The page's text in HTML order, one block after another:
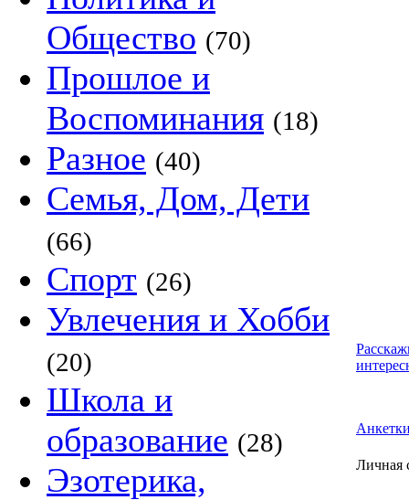
Общество (70)
Прошлое и
Воспоминания (18)
Разное (40)
Семья, Дом, Дети
(66)
Спорт (26)
Увлечения и Хобби
(20)
Школа и
образование (28)
Эзотерика,
Личная